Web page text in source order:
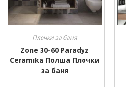
Плочки за баня
Zone 30-60 Paradyz
Ceramika Полша Плочки
за баня